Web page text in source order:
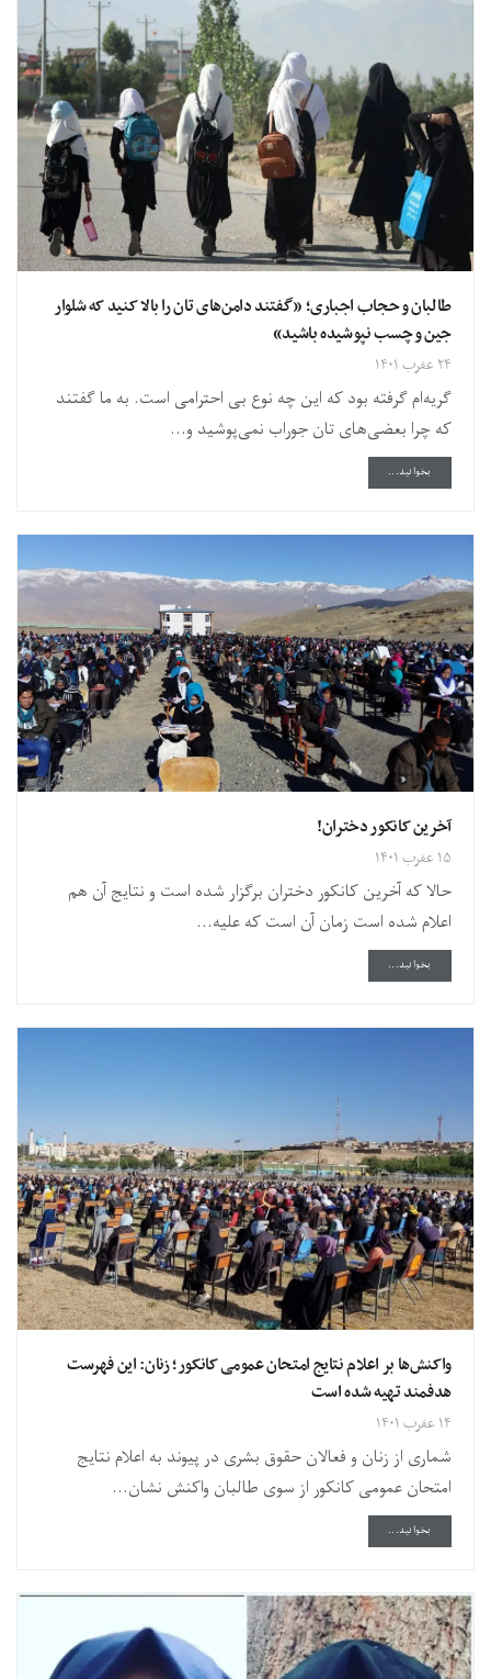
طالبان و حجاب اجباری؛ «گفتند دامن‌های تان را بالا کنید که شلوار
جین و چسب نپوشیده باشید»
۲۴ عقرب ۱۴۰۱
گریه‌ام گرفته بود که این چه نوع بی احترامی است. به ما گفتند
که چرا بعضی‌های تان جوراب نمی‌پوشید و...
بخوانید...
آخرین کانکور دختران!
۱۵ عقرب ۱۴۰۱
حالا که آخرین کانکور دختران برگزار شده است و نتایج آن هم
اعلام شده است زمان آن است که علیه...
بخوانید...
واکنش‌ها بر اعلام نتایج امتحان عمومی کانکور؛ زنان: این فهرست
هدفمند تهیه شده ‌است
۱۴ عقرب ۱۴۰۱
شماری از زنان و فعالان حقوق بشری در پیوند به اعلام نتایج
امتحان عمومی کانکور از سوی طالبان واکنش نشان...
بخوانید...